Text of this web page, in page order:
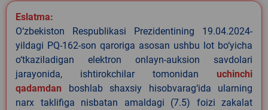
Eslatma:
O‘zbekiston Respublikasi Prezidentining 19.04.2024-
yildagi PQ-162-son qaroriga asosan ushbu lot bo‘yicha
o‘tkaziladigan elektron onlayn-auksion savdolari
jarayonida, ishtirokchilar tomonidan uchinchi
qadamdan boshlab shaxsiy hisobvarag‘ida ularning
narx taklifiga nisbatan amaldagi (7.5) foizi zakalat